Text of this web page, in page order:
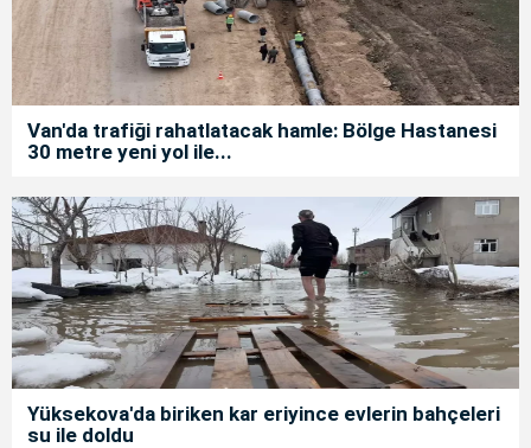
Van'da trafiği rahatlatacak hamle: Bölge Hastanesi
30 metre yeni yol ile...
Yüksekova'da biriken kar eriyince evlerin bahçeleri
su ile doldu